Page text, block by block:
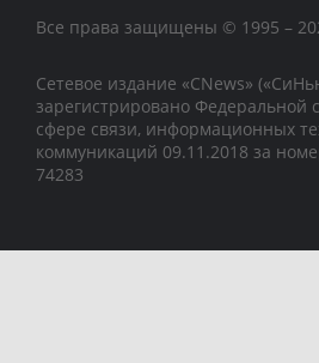
Все права защищены © 1995 –
Сетевое издание «CNews»
зарегистрировано Федеральной
сфере связи, информационных
коммуникаций 09.11.2018 за
74283